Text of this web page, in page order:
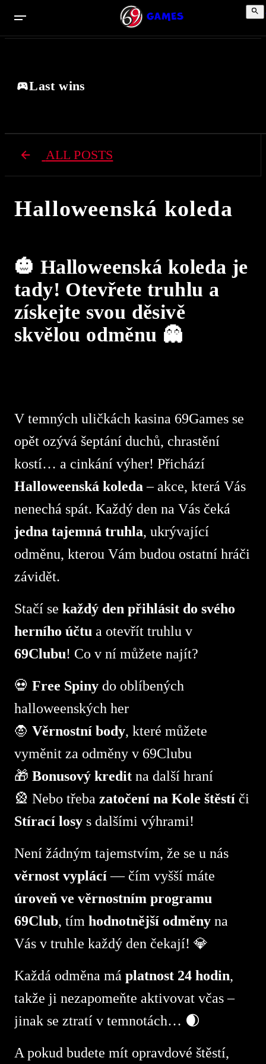
Last wins
ALL POSTS
Halloweenská koleda
🎃 Halloweenská koleda je
tady! Otevřete truhlu a
získejte svou děsivě
skvělou odměnu 👻
V temných uličkách kasina 69Games se
opět ozývá šeptání duchů, chrastění
kostí… a cinkání výher! Přichází
Halloweenská koleda – akce, která Vás
nenechá spát. Každý den na Vás čeká
jedna tajemná truhla, ukrývající
odměnu, kterou Vám budou ostatní hráči
závidět.
Stačí se každý den přihlásit do svého
herního účtu a otevřít truhlu v
69Clubu! Co v ní můžete najít?
💀 Free Spiny do oblíbených
halloweenských her
🧛 Věrnostní body, které můžete
vyměnit za odměny v 69Clubu
🎁 Bonusový kredit na další hraní
🎡 Nebo třeba zatočení na Kole štěstí či
Stírací losy s dalšími výhrami!
Není žádným tajemstvím, že se u nás
věrnost vyplácí— čím vyšší máte
úroveň ve věrnostním programu
69Club, tím hodnotnější odměny na
Vás v truhle každý den čekají! 💎
Každá odměna má platnost 24 hodin,
takže ji nezapomeňte aktivovat včas –
jinak se ztratí v temnotách… 🌒
A pokud budete mít opravdové štěstí,